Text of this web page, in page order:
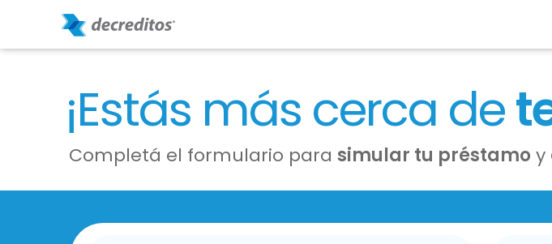
¡Estás más cerca de
Completá el formulario para simular tu préstamo y